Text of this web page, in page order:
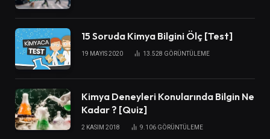
15 Soruda Kimya Bilgini Ölç [Test]
19 MAYIS 2020 13.528 GÖRÜNTÜLEME
Kimya Deneyleri Konularında Bilgin Ne
Kadar ? [Quiz]
2 KASIM 2018 9.106 GÖRÜNTÜLEME